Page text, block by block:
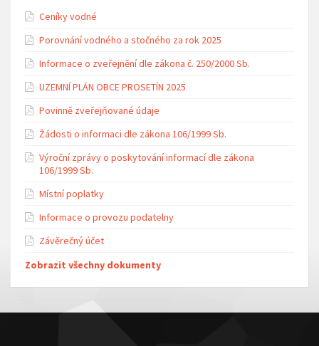
Ceníky vodné
Porovnání vodného a stočného za rok 2025
Informace o zveřejnění dle zákona č. 250/2000 Sb.
UZEMNÍ PLÁN OBCE PROSETÍN 2025
Povinně zveřejňované údaje
Žádosti o informaci dle zákona 106/1999 Sb.
Výroční zprávy o poskytování informací dle zákona
106/1999 Sb.
Místní poplatky
Informace o provozu podatelny
Závěrečný účet
Zobrazit všechny dokumenty